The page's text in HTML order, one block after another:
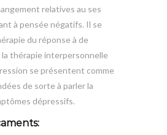
relatives au ses
à pensée négatifs. Il se
du réponse à de
la thérapie interpersonnelle
se présentent comme
de sorte à parler la
dépressifs.